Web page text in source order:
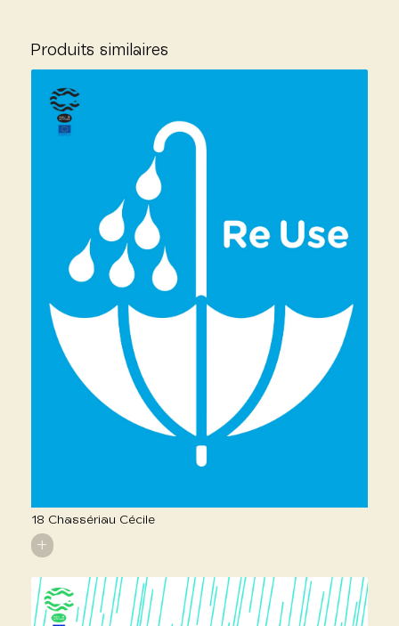
Produits similaires
18 Chassériau Cécile
+